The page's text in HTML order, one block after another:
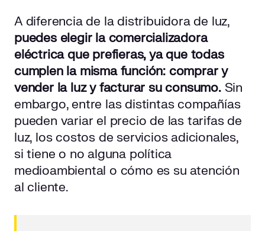
A diferencia de la distribuidora de luz,
puedes elegir la comercializadora
eléctrica que prefieras, ya que todas
cumplen la misma función: comprar y
vender la luz y facturar su consumo.Sin
embargo, entre las distintas compañías
pueden variar el precio de las tarifas de
luz, los costos de servicios adicionales,
si tiene o no alguna política
medioambiental o cómo es su atención
al cliente.